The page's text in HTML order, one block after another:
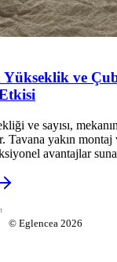
ve
ve sayısı,
Tavana yakın
avantajlar
© Eglencea 2026